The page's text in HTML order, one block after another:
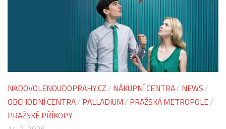
NADOVOLENOUDOPRAHY.CZ / NÁKUPNÍ CENTRA/ NEWS /
OBCHODNÍ CENTRA/ PALLADIUM / PRAŽSKÁ METROPOLE/
PRAŽSKÉ PŘÍKOPY